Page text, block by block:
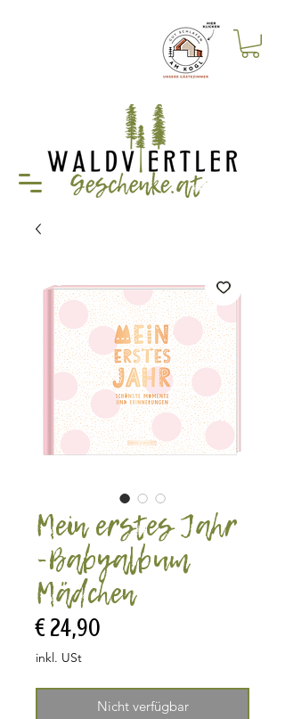
Mein erstes Jahr
-Babyalbum
Mädchen
€ 24,90
inkl. USt
Nicht verfügbar